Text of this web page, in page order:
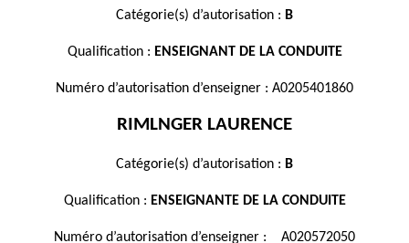
Catégorie(s) d’autorisation : B
Qualification : ENSEIGNANT DE LA CONDUITE
Numéro d’autorisation d’enseigner : A0205401860
RIMLNGER LAURENCE
Catégorie(s) d’autorisation : B
Qualification : ENSEIGNANTE DE LA CONDUITE
Numéro d’autorisation d’enseigner : A020572050